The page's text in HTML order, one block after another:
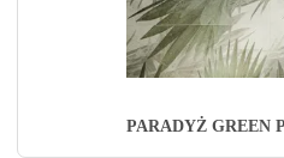
PARADYŻ GREEN